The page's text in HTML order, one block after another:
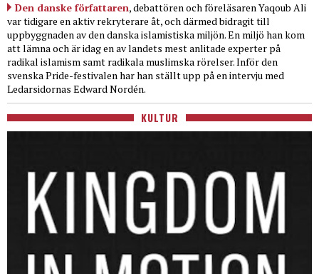
Den danske författaren, debattören och föreläsaren Yaqoub Ali
var tidigare en aktiv rekryterare åt, och därmed bidragit till
uppbyggnaden av den danska islamistiska miljön. En miljö han kom
att lämna och är idag en av landets mest anlitade experter på
radikal islamism samt radikala muslimska rörelser. Inför den
svenska Pride-festivalen har han ställt upp på en intervju med
Ledarsidornas Edward Nordén.
KULTUR